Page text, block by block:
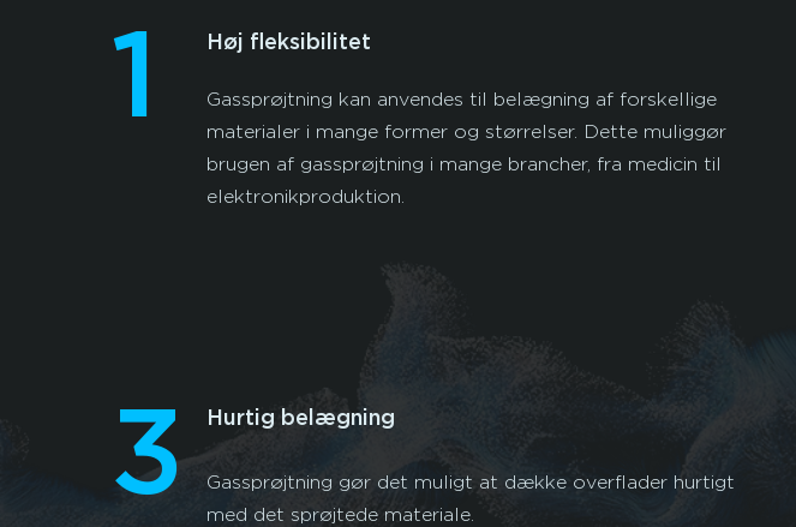
Høj fleksibilitet
Gassprøjtning kan anvendes til belægning af forskellige
materialer i mange former og størrelser. Dette muliggør
brugen af gassprøjtning i mange brancher, fra medicin til
elektronikproduktion.
1
Hurtig belægning
Gassprøjtning gør det muligt at dække overflader hurtigt
med det sprøjtede materiale.
3